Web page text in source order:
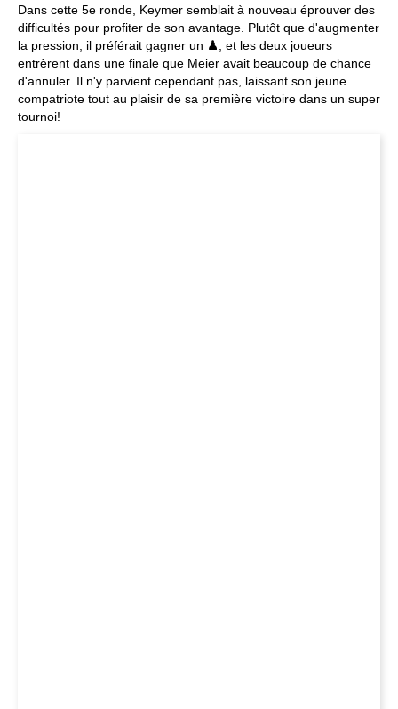
Dans cette 5e ronde, Keymer semblait à nouveau éprouver des
difficultés pour profiter de son avantage. Plutôt que d'augmenter
la pression, il préférait gagner un ♟
, et les deux joueurs
entrèrent dans une finale que Meier avait beaucoup de chance
d'annuler. Il n'y parvient cependant pas, laissant son jeune
compatriote tout au plaisir de sa première victoire dans un super
tournoi!